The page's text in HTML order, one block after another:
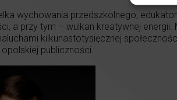
wychowania przedszkolnego,
a przy tym – wulkan kreatywnej
kilkunastotysięcznej
opolskiej publiczności.